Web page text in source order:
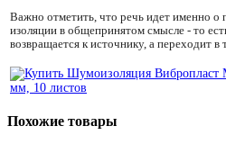
Важно отметить, что речь идет именно о
изоляции в общепринятом смысле - то
возвращается к источнику, а переходит в
Похожие товары